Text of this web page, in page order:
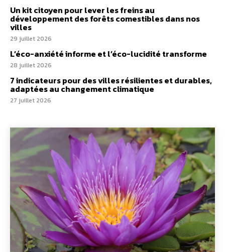
Un kit citoyen pour lever les freins au
développement des forêts comestibles dans nos
villes
29 juillet 2026
L’éco-anxiété informe et l’éco-lucidité transforme
28 juillet 2026
7 indicateurs pour des villes résilientes et durables,
adaptées au changement climatique
27 juillet 2026